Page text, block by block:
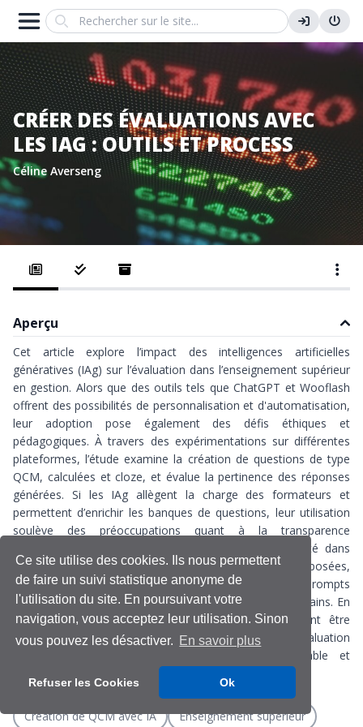
Ce site utilise des cookies. Ils nous permettent
de faire un suivi statistique anonyme de
l'utilisation du site. En poursuivant votre
navigation, vous acceptez leur utilisation. Sinon
vous pouvez les désactiver. En savoir plus
Refuser les Cookies Ok
Search
CRÉER DES ÉVALUATIONS AVEC
LES IAG : OUTILS ET PROCESS
Céline Averseng
Aperçu
Cet article explore l’impact des intelligences artificielles
génératives (IAg) sur l’évaluation dans l’enseignement supérieur
en gestion. Alors que des outils tels que ChatGPT et Wooflash
offrent des possibilités de personnalisation et d'automatisation,
leur adoption pose également des défis éthiques et
pédagogiques. À travers des expérimentations sur différentes
plateformes, l’étude examine la création de questions de type
QCM, calculées et cloze, et évalue la pertinence des réponses
générées. Si les IAg allègent la charge des formateurs et
permettent d’enrichir les banques de questions, leur utilisation
soulève des préoccupations quant à la transparence
algorithmique, la dépendance technologique, et l'équité dans
l'évaluation. Des recommandations pratiques sont proposées,
incluant une attention particulière à la formulation des prompts
et à l’encadrement des évaluations par des retours humains. En
conclusion, bien que prometteuses, les IAg devraient être
envisagées comme un complément aux pratiques d'évaluation
traditionnelles pour garantir une évaluation équitable et
Création de QCM avec IA Enseignement supérieur